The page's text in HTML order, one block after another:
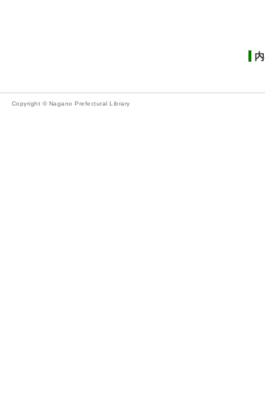
Copyright © Nagano Prefectural Library